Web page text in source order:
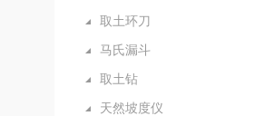
取土环刀
马氏漏斗
取土钻
天然坡度仪